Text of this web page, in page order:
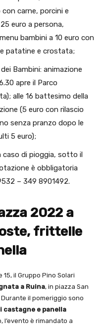
carne, porcini e
euro a persona,
bambini a 10 euro con
patatine e crostata;
Bambini: animazione
apre il Parco
alle 16 battesimo della
(5 euro con rilascio
senza pranzo dopo le
5 euro);
caso di pioggia, sotto il
è obbligatoria
– 349 8901492.
2022 a
frittelle
15, il Gruppo Pino Solari
a Ruina, in piazza San
il pomeriggio sono
e panella
l’evento è rimandato a